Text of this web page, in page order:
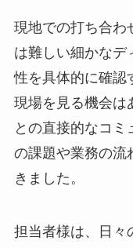
現地での打ち合わ
は難しい細かなデ
性を具体的に確認
現場を見る機会は
との直接的なコ
の課題や業務の流
きました。
担当者様は、日々